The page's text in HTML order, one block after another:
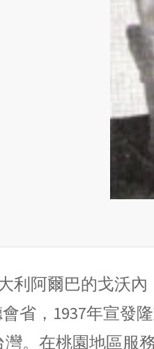
利阿爾巴的戈沃
會省，1937年宣
。在桃園地區服